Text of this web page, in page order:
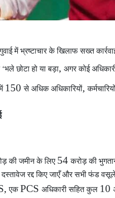
में भ्रष्टाचार के खिलाफ सख्त
छोटा हो या बड़ा, अगर कोई
150से अधिक अधिकारियों,
की जमीन के लिए 54करोड़ की
दस्तावेज रद्द किए जाएँ और सभी फंड
एकPCS अधिकारी सहित कुल 10